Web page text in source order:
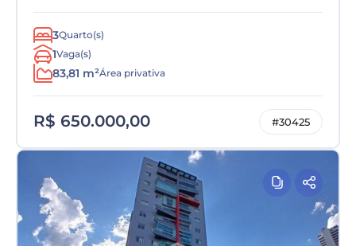
3Quarto(s)
1Vaga(s)
83,81 m²Área privativa
R$ 650.000,00 #30425